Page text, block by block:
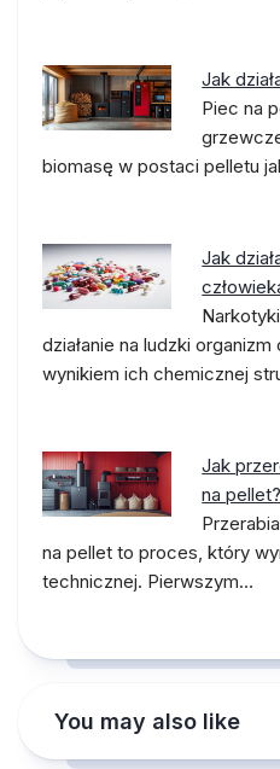
Jak
Piec na
biomasę w postaci pelletu
Jak
działanie na ludzki
wynikiem ich chemicznej
Jak
na pellet?
na pellet to proces, który
technicznej. Pierwszym…
You may also like